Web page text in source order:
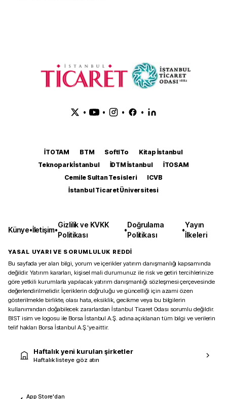
• • • •
İTOTAM BTM SoftITo
Kitap İstanbul
Teknopark İstanbul
İDTM İstanbul
İTOSAM
Cemile Sultan Tesisleri
ICVB
İstanbul Ticaret Üniversitesi
Künye•İletişim•
Gizlilik ve KVKK
Politikası
•
Doğrulama
Politikası
•
Yayın
İlkeleri
YASAL UYARI VE SORUMLULUK REDDİ
Bu sayfada yer alan bilgi, yorum ve içerikler yatırım danışmanlığı kapsamında
değildir. Yatırım kararları, kişisel mali durumunuz ile risk ve getiri tercihlerinize
göre yetkili kurumlarla yapılacak yatırım danışmanlığı sözleşmesi çerçevesinde
değerlendirilmelidir. İçeriklerin doğruluğu ve güncelliği için azami özen
gösterilmekle birlikte, olası hata, eksiklik, gecikme veya bu bilgilerin
kullanımından doğabilecek zararlardan İstanbul Ticaret Odası sorumlu değildir.
BIST isim ve logosu ile Borsa İstanbul A.Ş. adına açıklanan tüm bilgi ve verilerin
telif hakları Borsa İstanbul A.Ş.’ye aittir.
Haftalık yeni kurulan şirketler
Haftalık listeye göz atın
App Store'dan